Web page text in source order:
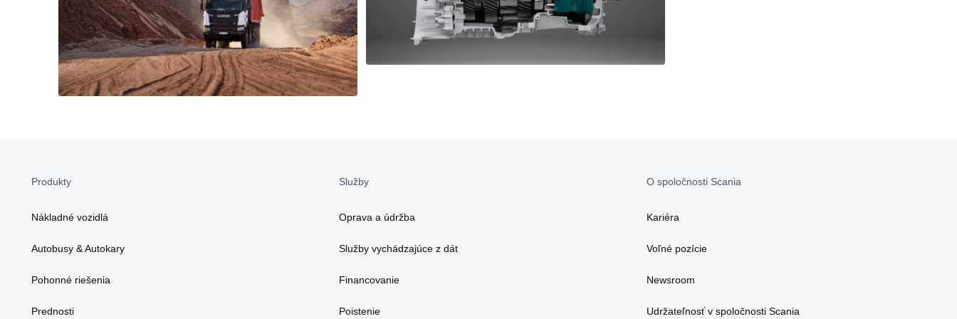
Produkty
Nákladné vozidlá
Autobusy & Autokary
Pohonné riešenia
Prednosti
Služby
Oprava a údržba
Služby vychádzajúce z dát
Financovanie
Poistenie
O spoločnosti Scania
Kariéra
Voľné pozície
Newsroom
Udržateľnosť v spoločnosti Scania